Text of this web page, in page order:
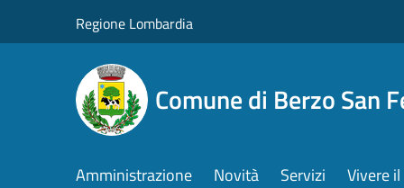
Regione Lombardia
Comune di Berzo San
Amministrazione Novità Servizi Vivere